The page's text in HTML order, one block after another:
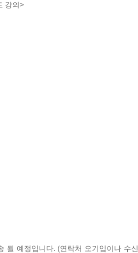
강의>
될 예정입니다. (연락처 오기입이나 수신